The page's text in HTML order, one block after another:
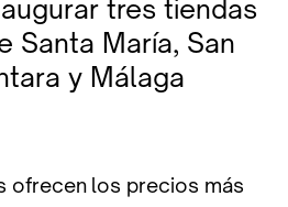
tres tiendas
Santa María, San
y Málaga
ofrecen los precios más